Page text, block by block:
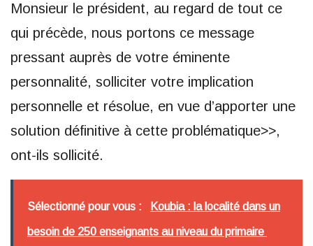
Monsieur le président, au regard de tout ce
qui précède, nous portons ce message
pressant auprès de votre éminente
personnalité, solliciter votre implication
personnelle et résolue, en vue d’apporter une
solution définitive à cette problématique>>,
ont-ils sollicité.
Sélectionné pour vous : Koubia : la localité dans un
besoin de 250 enseignants au niveau du primaire